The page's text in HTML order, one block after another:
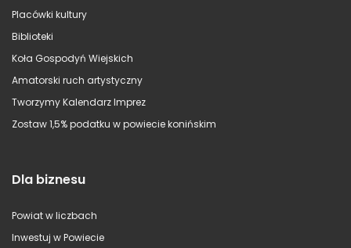
Placówki kultury
Biblioteki
Koła Gospodyń Wiejskich
Amatorski ruch artystyczny
Tworzymy Kalendarz Imprez
Zostaw 1,5% podatku w powiecie konińskim
Dla biznesu
Powiat w liczbach
Inwestuj w Powiecie